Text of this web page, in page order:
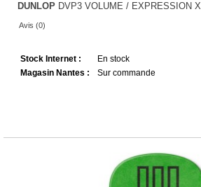
DUNLOP DVP3 VOLUME / EXPRESSION X
Avis (0)
Stock Internet :
En stock
Magasin Nantes :
Sur commande